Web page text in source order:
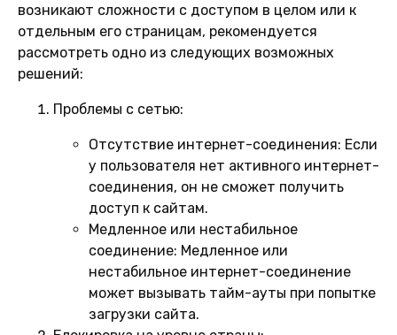
возникают сложности с доступом в целом или к
отдельным его страницам, рекомендуется
рассмотреть одно из следующих возможных
решений:
Проблемы с сетью:
Отсутствие интернет-соединения: Если
у пользователя нет активного интернет-
соединения, он не сможет получить
доступ к сайтам.
Медленное или нестабильное
соединение: Медленное или
нестабильное интернет-соединение
может вызывать тайм-ауты при попытке
загрузки сайта.